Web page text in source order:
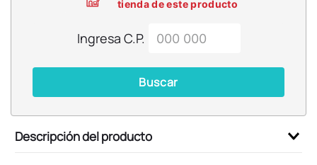
tienda de este producto
Ingresa C.P.
Buscar
Descripción del producto